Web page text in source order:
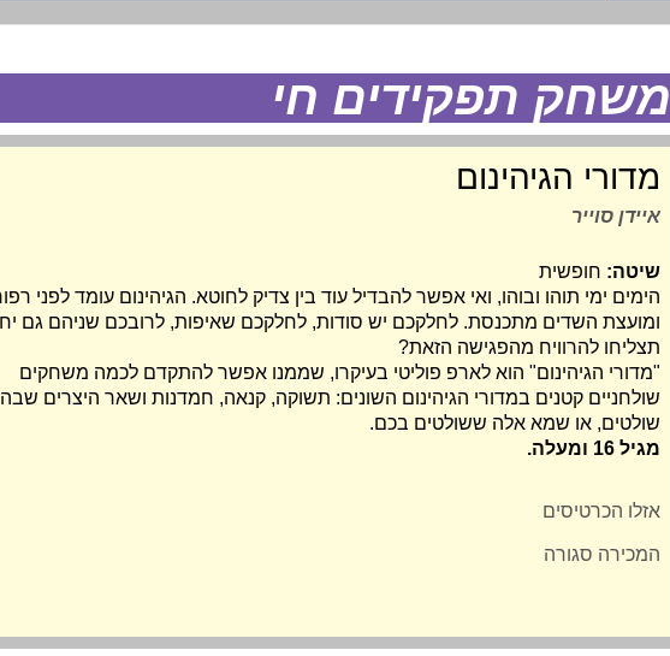
משחק תפקידים חי
מדורי הגיהינום
איידן סוייר
שיטה: חופשית
הימים ימי תוהו ובוהו, ואי אפשר להבדיל עוד בין צדיק לחוטא. הגיהינום עומד לפני
ומועצת השדים מתכנסת. לחלקכם יש סודות, לחלקכם שאיפות, לרובכם שניהם גם
תצליחו להרוויח מהפגישה הזאת?
"מדורי הגיהינום" הוא לארפ פוליטי בעיקרו, שממנו אפשר להתקדם לכמה משחקים
שולחניים קטנים במדורי הגיהינום השונים: תשוקה, קנאה, חמדנות ושאר היצרים
שולטים, או שמא אלה ששולטים בכם.
מגיל 16 ומעלה.
אזלו הכרטיסים
המכירה סגורה